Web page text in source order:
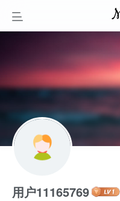
用户11165769